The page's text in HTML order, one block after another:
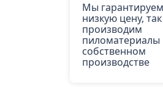
Мы
низкую цену,
производим
пиломатериалы
собственном
производстве